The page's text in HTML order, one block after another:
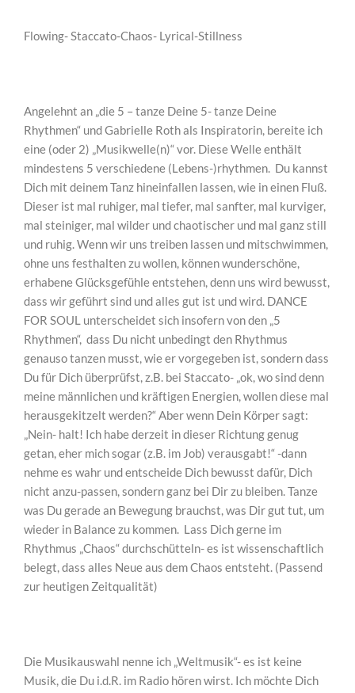
Flowing- Staccato-Chaos- Lyrical-Stillness
Angelehnt an „die 5 – tanze Deine 5- tanze Deine
Rhythmen“ und Gabrielle Roth als Inspiratorin, bereite ich
eine (oder 2) „Musikwelle(n)“ vor. Diese Welle enthält
mindestens 5 verschiedene (Lebens-)rhythmen. Du kannst
Dich mit deinem Tanz hineinfallen lassen, wie in einen Fluß.
Dieser ist mal ruhiger, mal tiefer, mal sanfter, mal kurviger,
mal steiniger, mal wilder und chaotischer und mal ganz still
und ruhig. Wenn wir uns treiben lassen und mitschwimmen,
ohne uns festhalten zu wollen, können wunderschöne,
erhabene Glücksgefühle entstehen, denn uns wird bewusst,
dass wir geführt sind und alles gut ist und wird. DANCE
FOR SOUL unterscheidet sich insofern von den „5
Rhythmen“, dass Du nicht unbedingt den Rhythmus
genauso tanzen musst, wie er vorgegeben ist, sondern dass
Du für Dich überprüfst, z.B. bei Staccato- „ok, wo sind denn
meine männlichen und kräftigen Energien, wollen diese mal
herausgekitzelt werden?“ Aber wenn Dein Körper sagt:
„Nein- halt! Ich habe derzeit in dieser Richtung genug
getan, eher mich sogar (z.B. im Job) verausgabt!“ -dann
nehme es wahr und entscheide Dich bewusst dafür, Dich
nicht anzu-passen, sondern ganz bei Dir zu bleiben. Tanze
was Du gerade an Bewegung brauchst, was Dir gut tut, um
wieder in Balance zu kommen. Lass Dich gerne im
Rhythmus „Chaos“ durchschütteln- es ist wissenschaftlich
belegt, dass alles Neue aus dem Chaos entsteht. (Passend
zur heutigen Zeitqualität)
Die Musikauswahl nenne ich „Weltmusik“- es ist keine
Musik, die Du i.d.R. im Radio hören wirst. Ich möchte Dich